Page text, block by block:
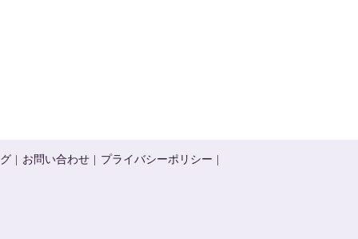
お問い合わせ
プライバシーポリシー